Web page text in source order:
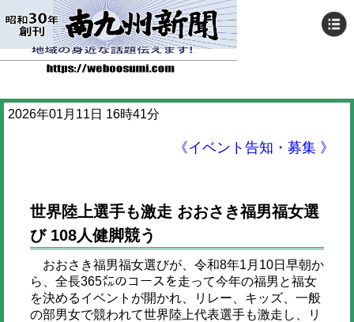
2026年01月11日 16時41分
《イベント告知・募集 》
世界陸上選手も激走 おおさき福男福女選
び 108人健脚競う
おおさき福男福女選びが、令和8年1月10日早朝か
ら、全長365㍍のコースを走って今年の福男と福女
を決めるイベントが開かれ、リレー、キッズ、一般
の部男女で競われて世界陸上代表選手も激走し、リ